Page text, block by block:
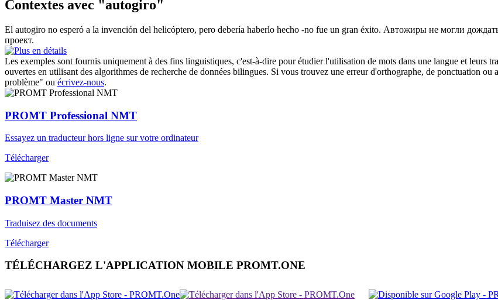
Contextes avec "autogiro"
El autogiro no esperó a la invención del helicóptero, pero debería haberlo hecho -no fue un gran éxito. Автожиры не могли
проект.
Les exemples sont fournis uniquement à des fins linguistiques, c'est-à-dire pour étudier l'utilisation de mots dans une langue et leurs
ouvertes en utilisant des algorithmes de recherche de données bilingues. Si vous trouvez une erreur d'orthographe, de ponctuation
problème" ou écrivez-nous.
PROMT Professional NMT
Essayez un traducteur hors ligne sur votre ordinateur
Télécharger
PROMT Master NMT
Traduisez des documents
Télécharger
TÉLÉCHARGEZ L'APPLICATION MOBILE PROMT.ONE